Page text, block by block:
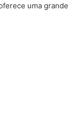
uma grande